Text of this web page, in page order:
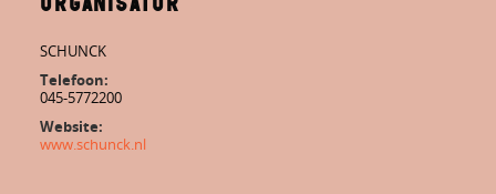
SCHUNCK
Telefoon:
045-5772200
Website:
www.schunck.nl